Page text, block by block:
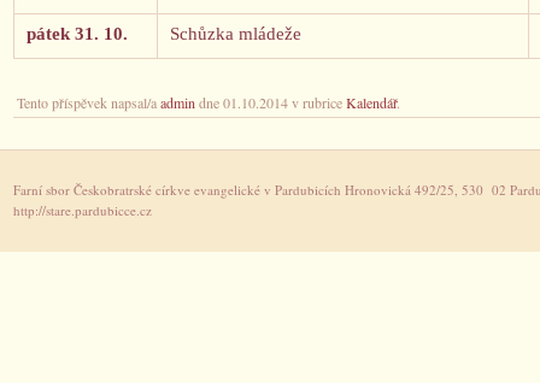
pátek 31. 10. Schůzka mládeže
Tento příspěvek napsal/aadmin dne 01.10.2014 v rubriceKalendář.
Farní sbor Českobratrské církve evangelické v Pardubicích Hronovická 492/25, 530 02
http://stare.pardubicce.cz